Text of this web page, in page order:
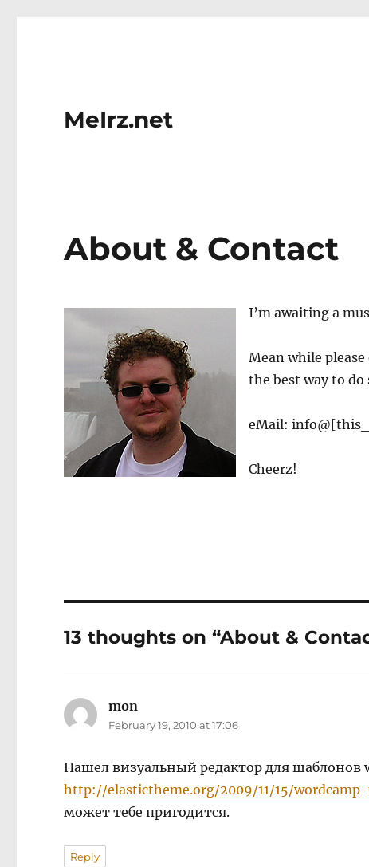
MeIrz.net
About & Contact
I’m awaiting a
Mean while
the best way to do
eMail:
Cheerz!
13 thoughts on “About &
mon
February 19, 2010 at 17:06
Нашел визуальный редактор для шаблонов
http://elastictheme.org/2009/11/15/
может тебе пригодится.
Reply